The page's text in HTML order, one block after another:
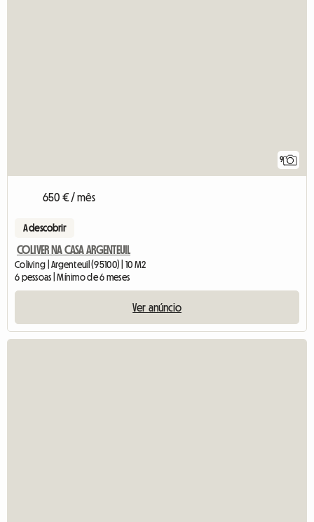
9
650 € / mês
A descobrir
COLIVER NA CASA ARGENTEUIL
Coliving | Argenteuil (95100) | 10 M2
6 pessoas | Mínimo de 6 meses
Ver anúncio